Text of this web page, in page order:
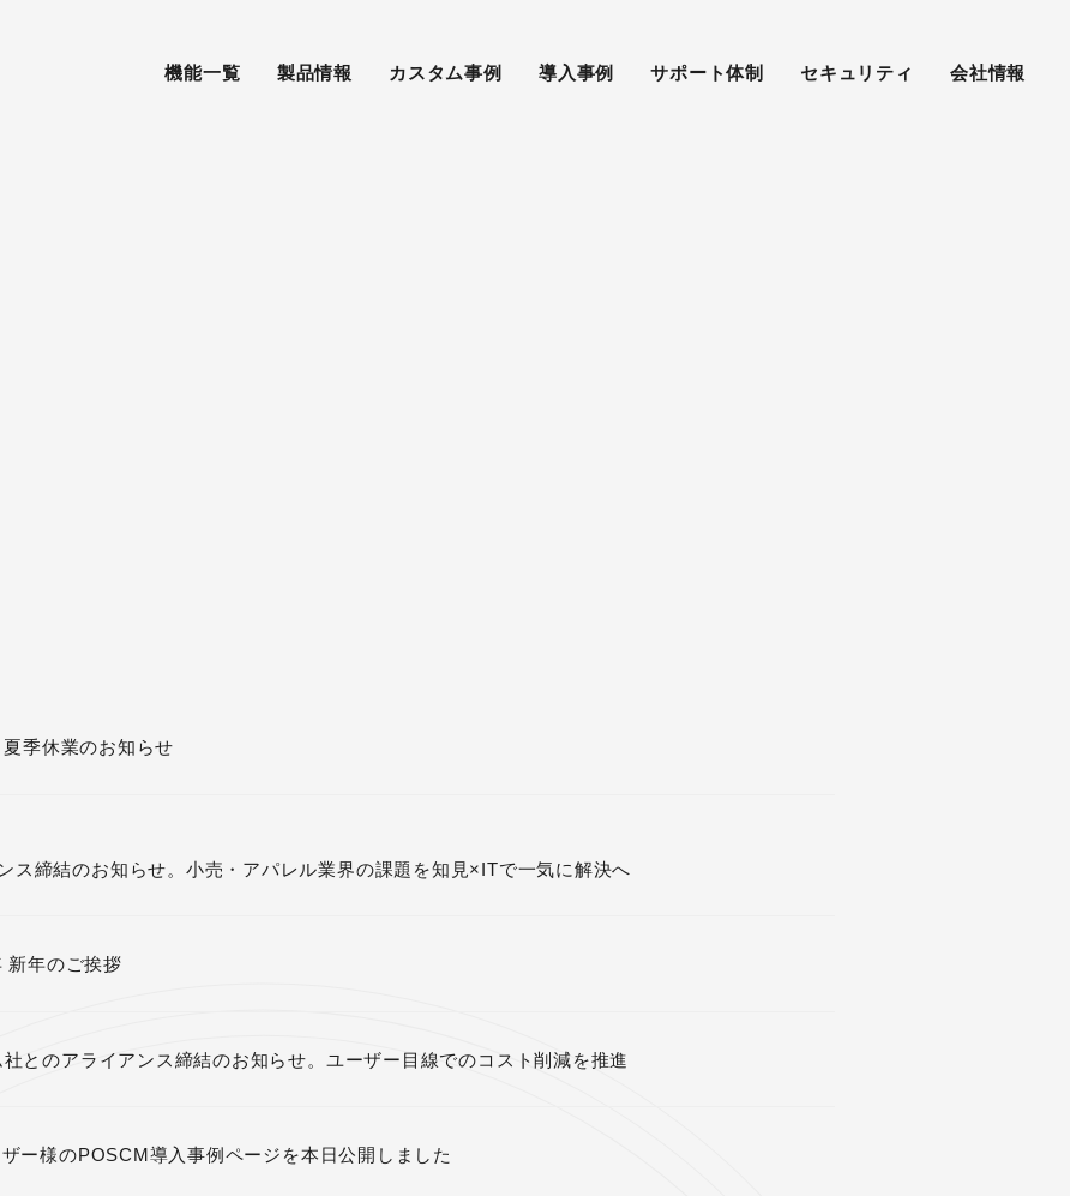
機能一覧 製品情報 カスタム事例 導入事例 サポート体制 セキュリティ 会社情報
季休業のお知らせ
ス締結のお知らせ。小売・アパレル業界の課題を知見×ITで一気に解決へ
新年のご挨拶
社とのアライアンス締結のお知らせ。ユーザー目線でのコスト削減を推進
ー様のPOSCM導入事例ページを本日公開しました